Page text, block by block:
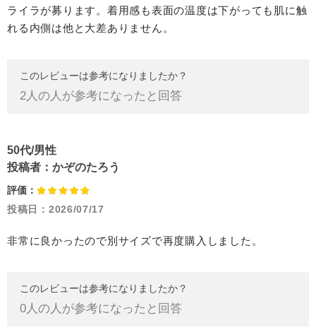
ライラが募ります。着用感も表面の温度は下がっても肌に触
れる内側は他と大差ありません。
このレビューは参考になりましたか？
2人の人が参考になったと回答
50代/男性
投稿者： かぞのたろう
評価：
投稿日： 2026/07/17
非常に良かったので別サイズで再度購入しました。
このレビューは参考になりましたか？
0人の人が参考になったと回答